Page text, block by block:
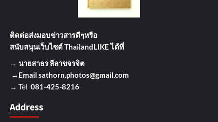
ติดต่อส่งมอบข่าวสารดีๆหรือ
สนับสนุนเว็บไซต์ ThailandLIKE ได้ที่
→ นายสาธร ลีลาขจรจิต
→Email sathorn.photos@gmail.com
→ Tel 081-425-8216
Address